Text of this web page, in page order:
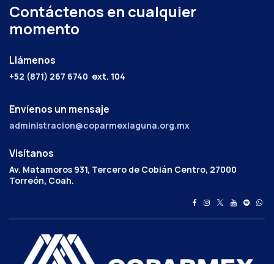
Contáctenos en cualquier
momento
Llámenos
+52 (871) 267 6740 ext. 104
Envíenos un mensaje
administracion@coparmexlaguna.org.mx
Visítanos
Av. Matamoros 931, Tercero de Cobián Centro, 27000
Torreón, Coah.